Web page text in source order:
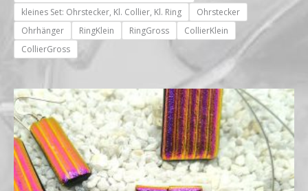
kleines Set: Ohrstecker, Kl. Collier, Kl. Ring
Ohrstecker
Ohrhänger
RingKlein RingGross
CollierKlein
CollierGross
Preisspanne:
€14,00
bis
€59,00